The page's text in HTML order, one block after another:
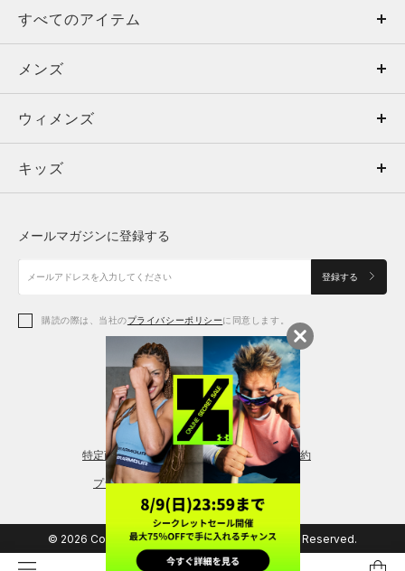
すべてのアイテム
メンズ
ウィメンズ
キッズ
アクセサリー
メンズ
トップス
ボトムス
アクセサリー
ウィメンズ
トップス
シューズ
アクセサリー
レギンス＆タイツ
キッズ
シューズ
メールマガジンに登録する
登録する
購読の際は、当社のプライバシーポリシーに同意します。
特定商取引法に基づく通販の表記 会員規約
プライバシーポリシー
© 2026 Copyright DOME Corporation. All Rights Reserved.